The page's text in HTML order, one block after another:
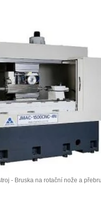
- Bruska na rotační nože a